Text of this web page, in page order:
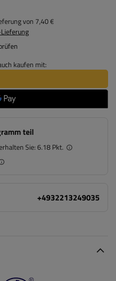
von 7,40 €
kaufen mit:
teil
Sie:6.18 Pkt.
+4932213249035